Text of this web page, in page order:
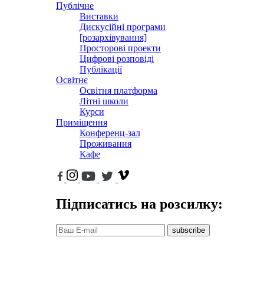
Публічне
Виставки
Дискусійні програми
[розархівування]
Просторові проекти
Цифрові розповіді
Публікації
Освітнє
Освітня платформа
Літні школи
Курси
Приміщення
Конференц-зал
Проживання
Кафе
Підписатись на розсилку:
subscribe